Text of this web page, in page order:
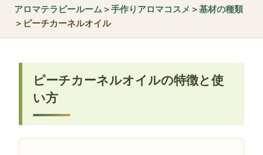
アロマテラピールーム＞手作りアロマコスメ ＞基材の種類
＞ピーチカーネルオイル
ピーチカーネルオイルの特徴と使
い方